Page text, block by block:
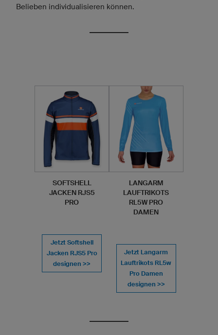
Belieben individualisieren können.
SOFTSHELL
JACKEN RJS5
PRO
Jetzt Softshell
Jacken RJS5 Pro
designen >>
LANGARM
LAUFTRIKOTS
RL5W PRO
DAMEN
Jetzt Langarm
Lauftrikots RL5w
Pro Damen
designen >>